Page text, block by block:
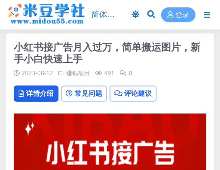
登录
小红书接广告月入过万，简单搬运图片，新
手小白快速上手
2023-08-12 赚钱项目 491 0
详情介绍 常见问题 评论建议